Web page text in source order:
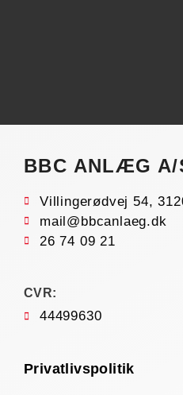
BBC ANLÆG A/
Villingerødvej 54,
mail@bbcanlaeg.dk
26 74 09 21
CVR:
44499630
Privatlivspolitik